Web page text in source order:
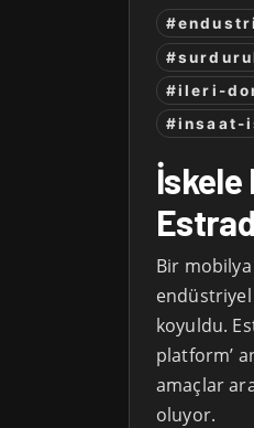
#ileri-
#insaat-
İskele
Bir
endüstriyel
koyuldu.
platform’
amaçlar
oluyor.